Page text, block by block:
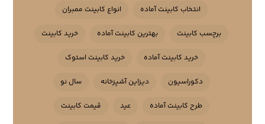
انتخاب کابینت آماده انواع کابینت ممبران
برچسب کابینت بهترین کابینت آماده خرید کابینت
خرید کابینت آماده خرید کابینت استوک
دکوراسیون دیزاین آشپزخانه سال نو
طرح کابینت آماده عید قیمت کابینت